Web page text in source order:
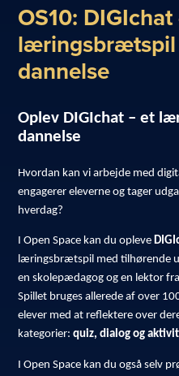
OS10:
læringsbrætspil
dannelse
Oplev DIGIchat – et
dannelse
Hvordan kan vi arbejde med
engagerer eleverne og tager
hverdag?
I Open Space kan du opleve
læringsbrætspil med tilhørende
en skolepædagog og en lektor
Spillet bruges allerede af over
elever med at reflektere over
kategorier:quiz, dialog og
I Open Space kan du også selv